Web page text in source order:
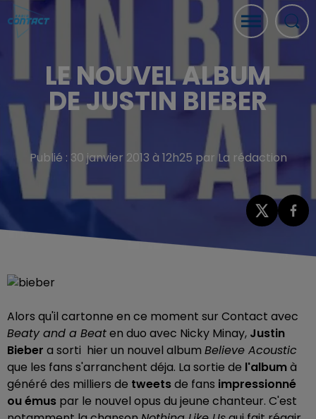
LE NOUVEL ALBUM
DE JUSTIN BIEBER
Publié : 30 janvier 2013 à 12h25 par La rédaction
Alors qu'il cartonne en ce moment sur Contact avec
Beaty and a Beaten duo avec Nicky Minay, Justin
Bieber a sorti hier un nouvel album Believe Acoustic
que les fans s'arranchent déja. La sortie de l'albumà
généré des milliers de tweetsde fans impressionné
ou émus par le nouvel opus du jeune chanteur. C'est